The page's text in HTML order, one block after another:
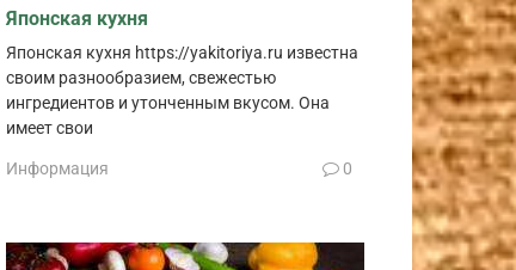
Японская кухня
Японская кухня https://yakitoriya.ru известна
своим разнообразием, свежестью
ингредиентов и утонченным вкусом. Она
имеет свои
Информация 0